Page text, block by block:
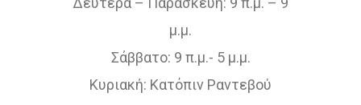
μ.μ.
Σάββατο: 9 π.μ.- 5 μ.μ.
Κυριακή: Κατόπιν Ραντεβού